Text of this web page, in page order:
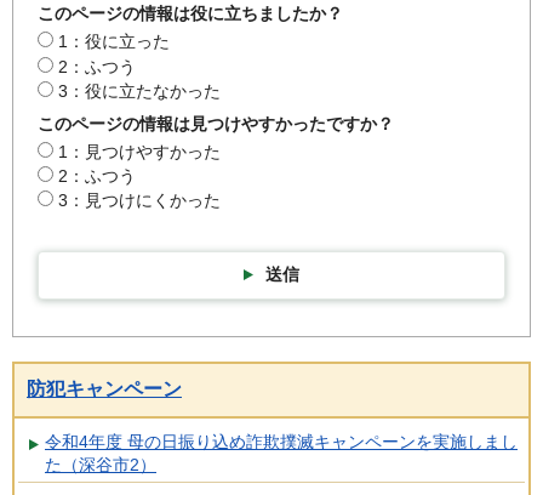
このページの情報は役に立ちましたか？
1：役に立った
2：ふつう
3：役に立たなかった
このページの情報は見つけやすかったですか？
1：見つけやすかった
2：ふつう
3：見つけにくかった
送信
防犯キャンペーン
令和4年度 母の日振り込め詐欺撲滅キャンペーンを実施しまし
た（深谷市2）